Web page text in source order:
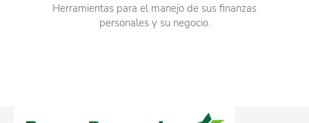
Herramientas para el manejo de sus finanzas
personales y su negocio.